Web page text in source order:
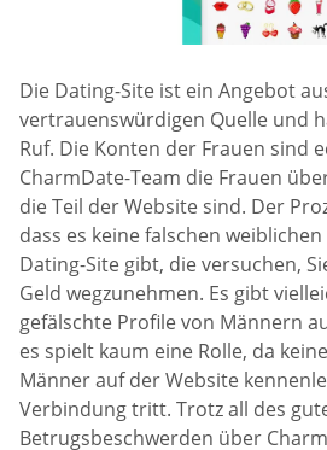
Die Dating-Site ist ein Angebot
vertrauenswürdigen Quelle und
Ruf. Die Konten der Frauen sind
CharmDate-Team die Frauen
die Teil der Website sind. Der
dass es keine falschen
Dating-Site gibt, die versuchen,
Geld wegzunehmen. Es gibt
gefälschte Profile von Männern
es spielt kaum eine Rolle, da
Männer auf der Website
Verbindung tritt. Trotz all des
Betrugsbeschwerden über